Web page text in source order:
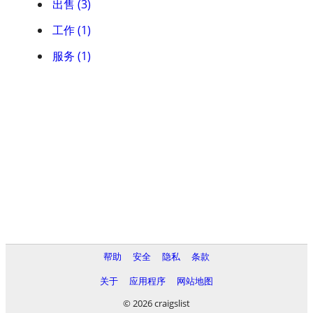
出售 (3)
工作 (1)
服务 (1)
帮助 安全 隐私
条款
关于
应用程序
网站地图
© 2026 craigslist